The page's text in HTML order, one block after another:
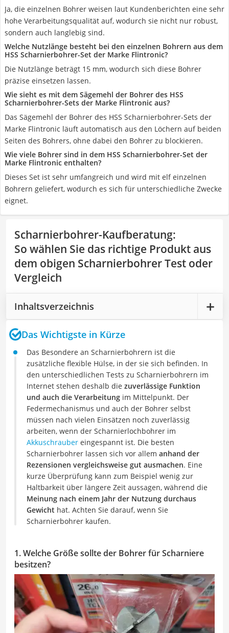
Ja, die einzelnen Bohrer weisen laut Kundenberichten eine sehr
hohe Verarbeitungsqualität auf, wodurch sie nicht nur robust,
sondern auch langlebig sind.
Welche Nutzlänge besteht bei den einzelnen Bohrern aus dem
HSS Scharnierbohrer-Set der Marke Flintronic?
Die Nutzlänge beträgt 15 mm, wodurch sich diese Bohrer
präzise einsetzen lassen.
Wie sieht es mit dem Sägemehl der Bohrer des HSS
Scharnierbohrer-Sets der Marke Flintronic aus?
Das Sägemehl der Bohrer des HSS Scharnierbohrer-Sets der
Marke Flintronic läuft automatisch aus den Löchern auf beiden
Seiten des Bohrers, ohne dabei den Bohrer zu blockieren.
Wie viele Bohrer sind in dem HSS Scharnierbohrer-Set der
Marke Flintronic enthalten?
Dieses Set ist sehr umfangreich und wird mit elf einzelnen
Bohrern geliefert, wodurch es sich für unterschiedliche Zwecke
eignet.
Scharnierbohrer-Kaufberatung:
So wählen Sie das richtige Produkt aus
dem obigen Scharnierbohrer Test oder
Vergleich
Inhaltsverzeichnis
Das Wichtigste in Kürze
Das Besondere an Scharnierbohrern ist die
zusätzliche flexible Hülse, in der sie sich befinden. In
den unterschiedlichen Tests zu Scharnierbohrern im
Internet stehen deshalb die zuverlässige Funktion
und auch die Verarbeitung im Mittelpunkt. Der
Federmechanismus und auch der Bohrer selbst
müssen nach vielen Einsätzen noch zuverlässig
arbeiten, wenn der Scharnierlochbohrer im
Akkuschrauber eingespannt ist. Die besten
Scharnierbohrer lassen sich vor allem anhand der
Rezensionen vergleichsweise gut ausmachen. Eine
kurze Überprüfung kann zum Beispiel wenig zur
Haltbarkeit über längere Zeit aussagen, während die
Meinung nach einem Jahr der Nutzung durchaus
Gewicht hat. Achten Sie darauf, wenn Sie
Scharnierbohrer kaufen.
1. Welche Größe sollte der Bohrer für Scharniere
besitzen?